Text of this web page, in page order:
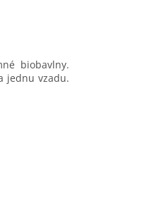
biobavlny.
jednu vzadu.